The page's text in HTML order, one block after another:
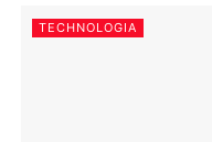
TECHNOLOGIA